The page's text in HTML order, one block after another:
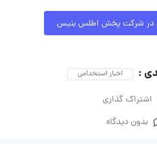
در شرکت پخش اطلس بنیس
: اخبار استخدامی
اشتراک گذاری
بدون دیدگاه